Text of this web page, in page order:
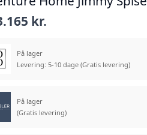
kr.
På lager
Levering: 5-10 dage(Gratis levering)
På lager
(Gratis levering)